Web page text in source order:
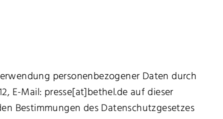
personenbezogener Daten durch
E-Mail: presse[at]bethel.de auf dieser
Bestimmungen des Datenschutzgesetzes